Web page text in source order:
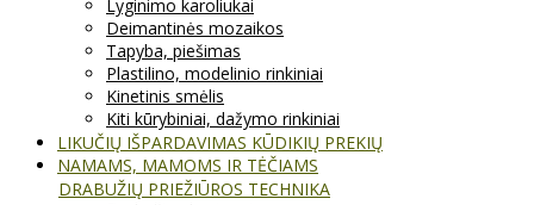
Lyginimo karoliukai
Deimantinės mozaikos
Tapyba, piešimas
Plastilino, modelinio rinkiniai
Kinetinis smėlis
Kiti kūrybiniai, dažymo rinkiniai
LIKUČIŲ IŠPARDAVIMAS KŪDIKIŲ PREKIŲ
NAMAMS, MAMOMS IR TĖČIAMS
DRABUŽIŲ PRIEŽIŪROS TECHNIKA